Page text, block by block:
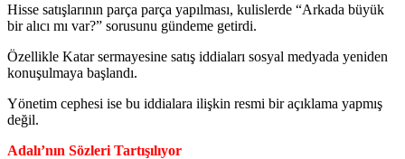
Hisse satışlarının parça parça yapılması, kulislerde “Arkada büyük
bir alıcı mı var?” sorusunu gündeme getirdi.
Özellikle Katar sermayesine satış iddiaları sosyal medyada yeniden
konuşulmaya başlandı.
Yönetim cephesi ise bu iddialara ilişkin resmi bir açıklama yapmış
değil.
Adalı’nın Sözleri Tartışılıyor